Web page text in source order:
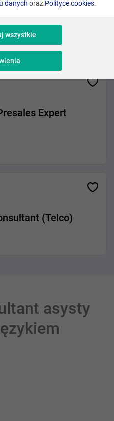
Expert
(Telco)
asysty
danych oraz Polityce cookies.
wszystkie